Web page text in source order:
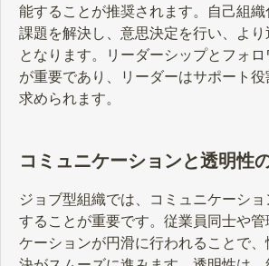
能することが推奨されます。自己組
課題を解決し、意思決定を行い、よ
となります。リーダーシップとフォ
が重要であり、リーダーはサポート
求められます。
コミュニケーションと透明性
ジョブ型組織では、コミュニケーシ
することが重要です。従業員同士や
ケーションが円滑に行われることで